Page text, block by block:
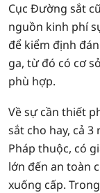
Cục Đường sắt
nguồn kinh phí
để kiểm định
ga, từ đó có cơ
phù hợp.
Về sự cần thiết
sắt cho hay, cả
Pháp thuộc, có
lớn đến an toàn
xuống cấp.